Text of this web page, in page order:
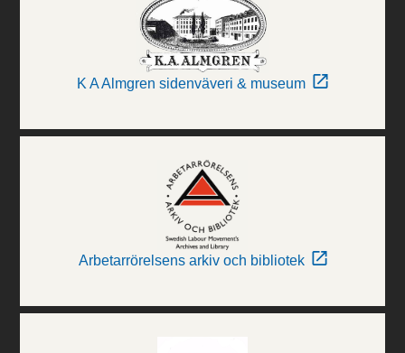
K A Almgren sidenväveri & museum
Arbetarrörelsens arkiv och bibliotek